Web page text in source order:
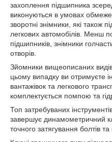
захоплення підшипника
виконуються в умовах
зворотні знімники, які також
легкових автомобілів. Менш
підшипників, знімники
отворів.
Зйомники вищеописаних
цьому випадку ви отримуєте
вантажівок та легкового
комплектується помпою та
Топ затребуваних
завершує динамометричний
точного затягування болтів та